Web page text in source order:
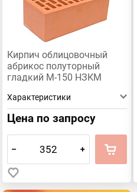
Кирпич облицовочный
абрикос полуторный
гладкий М-150 НЗКМ
Характеристики
Цена по запросу
– +